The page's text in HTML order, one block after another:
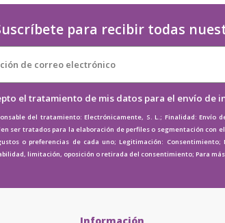
para recibir todas
el tratamiento de mis datos para el envío de
del tratamiento: Electrónicamente, S. L.; Finalidad:
ser tratados para la elaboración de perfiles o segmentación
o preferencias de cada uno; Legitimación:
limitación, oposición o retirada del consentimiento; Para
Información